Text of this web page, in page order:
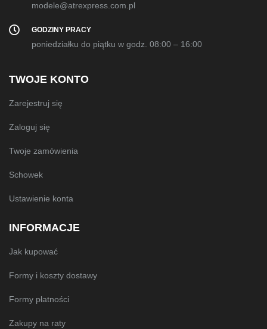
modele@atrexpress.com.pl
GODZINY PRACY
poniedziałku do piątku w godz. 08:00 – 16:00
TWOJE KONTO
Zarejestruj się
Zaloguj się
Twoje zamówienia
Schowek
Ustawienie konta
INFORMACJE
Jak kupować
Formy i koszty dostawy
Formy płatności
Zakupy na raty